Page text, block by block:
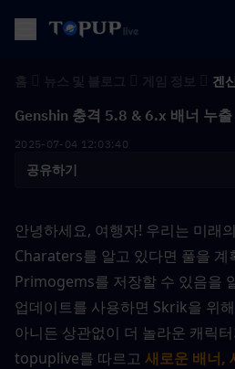
겐
Genshin 충격 5.8 & 6.x 배너 누
2025-07-04 12:03:40
공유하기
안녕하세요, 여행자! 우리는 미래
Charaters를 알고 있다면 풀을 계
Primogems를 저장할 수 있음을
업데이트를 사용하면 Skrik을 위
아니든 상관없이 더 놀라운 캐릭
topuplive를 따르고 새로운 배너,